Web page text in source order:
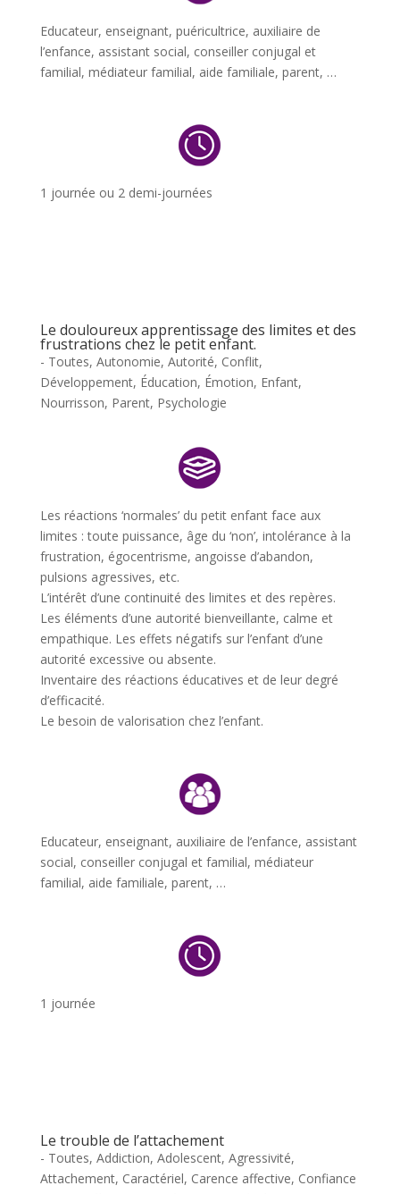
Educateur, enseignant, puéricultrice, auxiliaire de
l’enfance, assistant social, conseiller conjugal et
familial, médiateur familial, aide familiale, parent, …
1 journée ou 2 demi-journées
Le douloureux apprentissage des limites et des
frustrations chez le petit enfant.
- Toutes, Autonomie, Autorité, Conflit,
Développement, Éducation, Émotion, Enfant,
Nourrisson, Parent, Psychologie
Les réactions ‘normales’ du petit enfant face aux
limites : toute puissance, âge du ‘non’, intolérance à la
frustration, égocentrisme, angoisse d’abandon,
pulsions agressives, etc.
L’intérêt d’une continuité des limites et des repères.
Les éléments d’une autorité bienveillante, calme et
empathique. Les effets négatifs sur l’enfant d’une
autorité excessive ou absente.
Inventaire des réactions éducatives et de leur degré
d’efficacité.
Le besoin de valorisation chez l’enfant.
Educateur, enseignant, auxiliaire de l’enfance, assistant
social, conseiller conjugal et familial, médiateur
familial, aide familiale, parent, …
1 journée
Le trouble de l’attachement
- Toutes, Addiction, Adolescent, Agressivité,
Attachement, Caractériel, Carence affective, Confiance